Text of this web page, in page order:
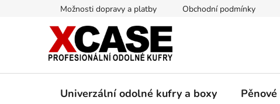
Možnosti dopravy a platby Obchodní podmínky
Univerzální odolné kufry a boxy